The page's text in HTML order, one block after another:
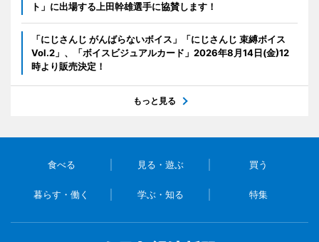
ト」に出場する上田幹雄選手に協賛します！
「にじさんじ がんばらないボイス」「にじさんじ 束縛ボイス
Vol.2」、「ボイスビジュアルカード」2026年8月14日(金)12
時より販売決定！
もっと見る
食べる 見る・遊ぶ 買う
暮らす・働く 学ぶ・知る 特集